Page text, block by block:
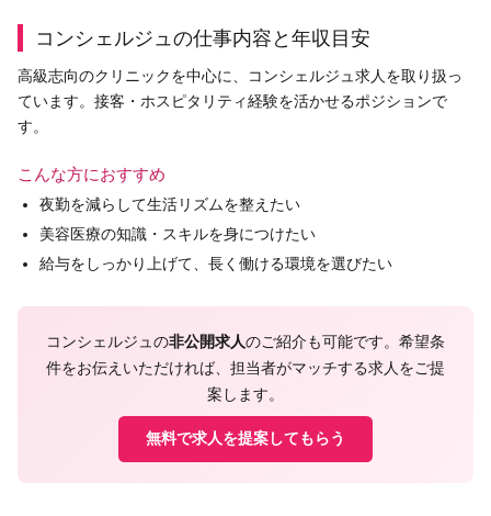
コンシェルジュの仕事内容と年収目安
高級志向のクリニックを中心に、コンシェルジュ求人を取り扱っ
ています。接客・ホスピタリティ経験を活かせるポジションで
す。
こんな方におすすめ
夜勤を減らして生活リズムを整えたい
美容医療の知識・スキルを身につけたい
給与をしっかり上げて、長く働ける環境を選びたい
コンシェルジュの非公開求人のご紹介も可能です。希望条
件をお伝えいただければ、担当者がマッチする求人をご提
案します。
無料で求人を提案してもらう